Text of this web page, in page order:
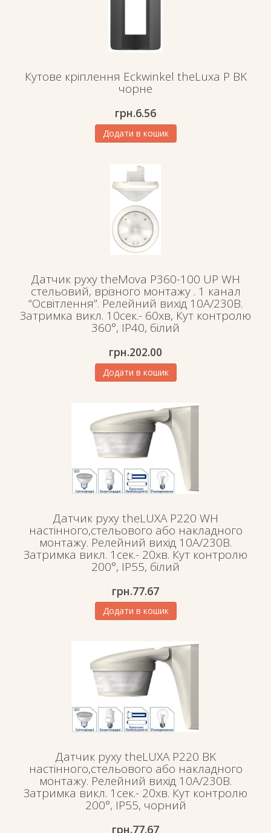
Кутове кріплення Eckwinkel theLuxa P BK
чорне
грн.6.56
Додати в кошик
Датчик руху theMova P360-100 UP WH
стельовий, врізного монтажу . 1 канал
“Освітлення”. Релейний вихід 10А/230В.
Затримка викл. 10сек.- 60хв, Кут контролю
360°, ІР40, білий
грн.202.00
Додати в кошик
Датчик руху theLUXA P220 WH
настінного,стельового або накладного
монтажу. Релейний вихід 10А/230В.
Затримка викл. 1сек.- 20хв. Кут контролю
200°, IP55, білий
грн.77.67
Додати в кошик
Датчик руху theLUXA P220 BK
настінного,стельового або накладного
монтажу. Релейний вихід 10А/230В.
Затримка викл. 1сек.- 20хв. Кут контролю
200°, IP55, чорний
грн.77.67